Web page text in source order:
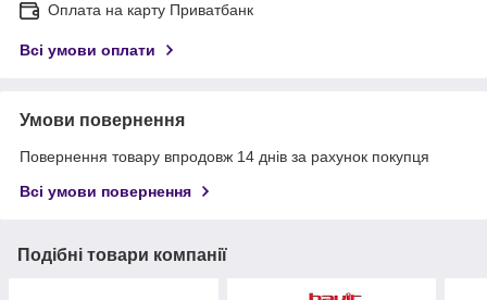
Оплата на карту Приватбанк
Всі умови оплати
Умови повернення
Повернення товару впродовж 14 днів за рахунок покупця
Всі умови повернення
Подібні товари компанії